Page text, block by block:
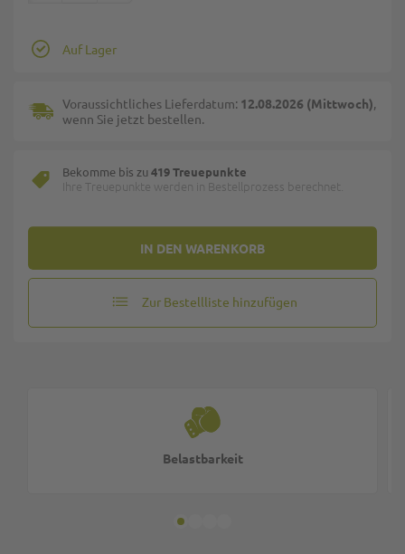
IN DEN WARENKORB
Auf Lager
Voraussichtliches Lieferdatum: 12.08.2026 (Mittwoch),
wenn Sie jetzt bestellen.
Bekomme bis zu 419 Treuepunkte
Ihre Treuepunkte werden in Bestellprozess berechnet.
Zur Bestellliste hinzufügen
Belastbarkeit